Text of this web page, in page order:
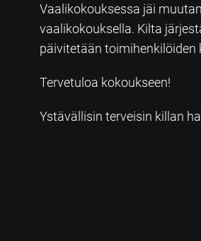
Vaalikokouksessa jäi
vaalikokouksella. Kilta
päivitetään toimihenkilöiden
Tervetuloa kokoukseen!
Ystävällisin terveisin killan